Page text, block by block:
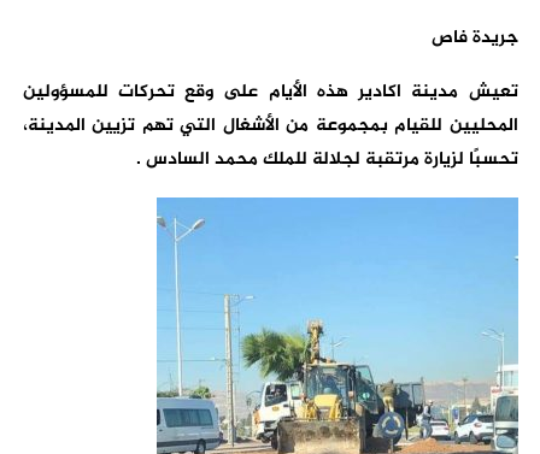
جريدة فاص
تعيش مدينة اكادير هذه الأيام على وقع تحركات للمسؤولين
المحليين للقيام بمجموعة من الأشغال التي تهم تزيين المدينة،
تحسبًا لزيارة مرتقبة لجلالة للملك محمد السادس .